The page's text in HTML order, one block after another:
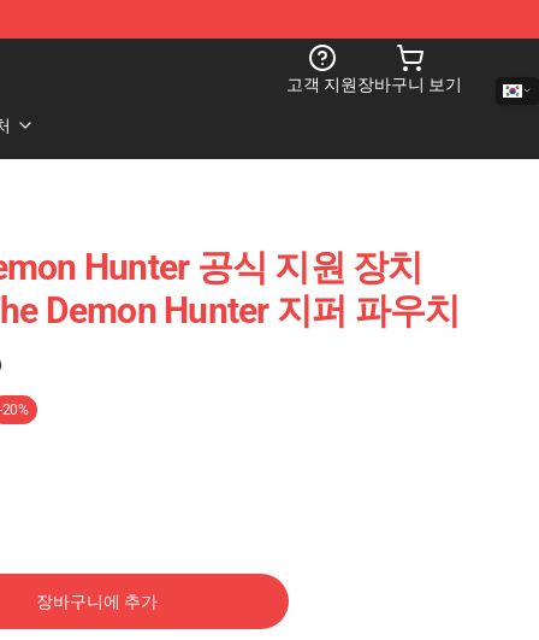
고객 지원장바구니 보기
Hunter 공식 지원 장치
Demon Hunter 지퍼 파우치
-20%
장바구니에 추가